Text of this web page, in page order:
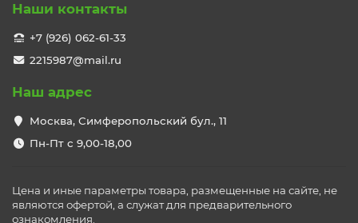
Наши контакты
+7 (926) 062-61-33
2215987@mail.ru
Наш адрес
Москва, Симферопольский бул., 11
Пн-Пт с 9,00-18,00
Цена и иные параметры товара, размещенные на сайте, не
являются офертой, а служат для предварительного
ознакомления.